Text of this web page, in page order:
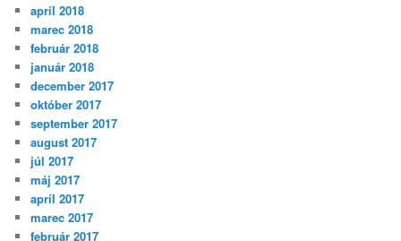
apríl 2018
marec 2018
február 2018
január 2018
december 2017
október 2017
september 2017
august 2017
júl 2017
máj 2017
apríl 2017
marec 2017
február 2017